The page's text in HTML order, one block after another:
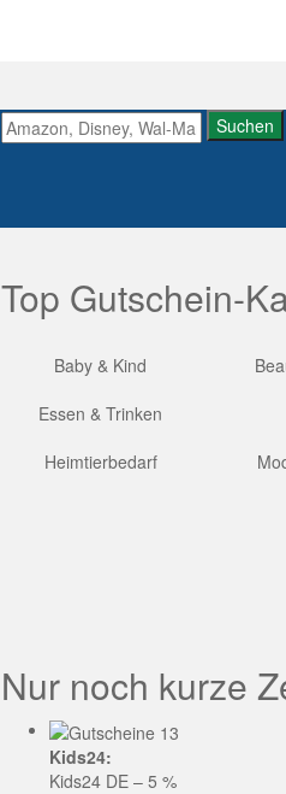
Suchen
Top Gutschein-
Baby & Kind
Essen & Trinken
Heimtierbedarf
Nur noch kurze
Kids24:
Kids24 DE – 5 %